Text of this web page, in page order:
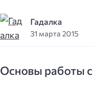
Гадалка
31 марта 2015
Основы работы с